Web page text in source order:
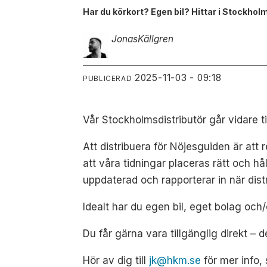
Har du körkort? Egen bil? Hittar i
JonasKällgren
PUBLICERAD 2025-11-03 - 09:18
Vår Stockholmsdistributör går vidare
Att distribuera för Nöjesguiden är att
att våra tidningar placeras rätt och
uppdaterad och rapporterar in när
Idealt har du egen bil, eget bolag
Du får gärna vara tillgänglig direkt –
Hör av dig till jk@hkm.se för mer info,